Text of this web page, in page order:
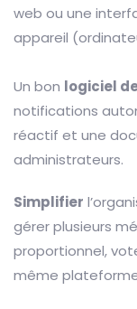
web ou une
appareil
Un bon logiciel
notifications
réactif et une
administrateurs.
Simplifier
gérer plusieurs
proportionnel,
même